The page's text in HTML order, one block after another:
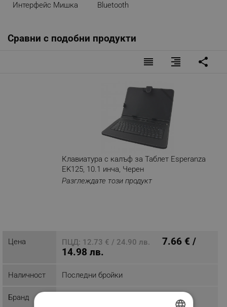
Интерфейс Мишка Bluetooth
Сравни с подобни продукти
reorder format_align_right share
Клавиатура с калъф за Таблет Esperanza
EK125, 10.1 инча, Черен
Разглеждате този продукт
Цена ПЦД: 12.73 € / 24.90 лв.
7.66 € /
14.98 лв.
Наличност Последни бройки
Бранд